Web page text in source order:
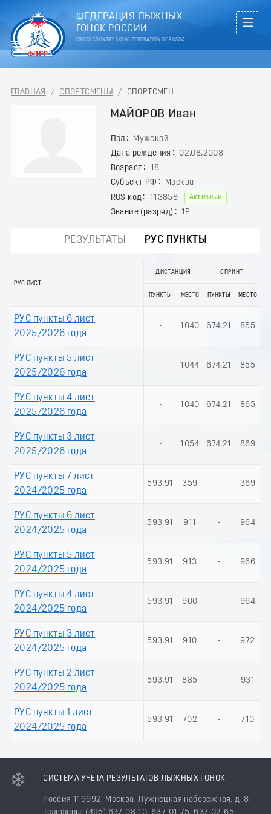
ФЕДЕРАЦИЯ ЛЫЖНЫХ
ГОНОК РОССИИ
CROSS COUNTRY SKIING FEDERATION OF RUSSIA
ГЛАВНАЯ / СПОРТСМЕНЫ / СПОРТСМЕН
МАЙОРОВ Иван
Пол
Мужской
Дата рождения
02.08.2008
Возраст
18
Субъект РФ
Москва
RUS код
113858 Активный
Звание (разряд) 1Р
РЕЗУЛЬТАТЫ РУС ПУНКТЫ
РУС ЛИСТ
ДИСТАНЦИЯ СПРИНТ
ПУНКТЫ МЕСТО ПУНКТЫ МЕСТО
РУС пункты 6 лист
2025/2026 года
- 1040 674.21 855
РУС пункты 5 лист
2025/2026 года
- 1044 674.21 855
РУС пункты 4 лист
2025/2026 года
- 1040 674.21 865
РУС пункты 3 лист
2025/2026 года
- 1054 674.21 869
РУС пункты 7 лист
2024/2025 года
593.91 359 - 369
РУС пункты 6 лист
2024/2025 года
593.91 911 - 964
РУС пункты 5 лист
2024/2025 года
593.91 913 - 966
РУС пункты 4 лист
2024/2025 года
593.91 900 - 964
РУС пункты 3 лист
2024/2025 года
593.91 910 - 972
РУС пункты 2 лист
2024/2025 года
593.91 885 - 931
РУС пункты 1 лист
2024/2025 года
593.91 702 - 710
СИСТЕМА УЧЕТА РЕЗУЛЬТАТОВ ЛЫЖНЫХ ГОНОК
Россия 119992, Москва, Лужнецкая набережная, д. 8